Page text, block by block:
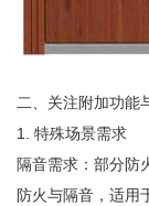
二、关注附加功能
1. 特殊场景需求
隔音需求：部分防
防火与隔音，适用